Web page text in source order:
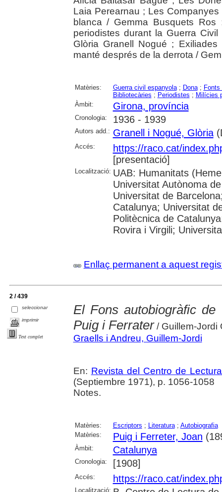
Laia Perearnau ; Les
blanca / Gemma Busquets
periodistes durant la Guerra
Glòria Granell Nogué ;
manté després de la derrota /
Matèries: Guerra civil espanyola; Dona; Fonts
Bibliotecàries ; Periodistes ; Milícies
Àmbit:
Girona, província
Cronologia: 1936 - 1939
Autors add.: Granell i Nogué, Glòria
Accés:
https://raco.cat/
[presentació]
Localització: UAB: Humanitats
Universitat Autònoma
Universitat de
Catalunya; Universitat
Politècnica de
Rovira i Virgili;
Enllaç permanent a aquest
2 / 439
seleccionar
imprimir
Text complet
El Fons autobiogràfic
Puig i Ferrater/ Guillem-Jordi
Graells i Andreu, Guillem-Jordi
En: Revista del Centro de
(Septiembre 1971), p. 1056-1058
Notes.
Matèries: Escriptors ; Literatura; Autobiografia
Matèries:
Puig i Ferreter, Joan
Àmbit: Catalunya
Cronologia: [1908]
Accés: https://raco.cat/
Localització: